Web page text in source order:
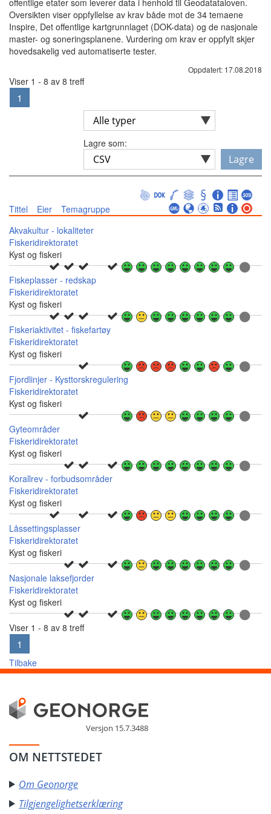
offentlige etater som leverer data i henhold til Geodatataloven.
Oversikten viser oppfyllelse av krav både mot de 34 temaene
Inspire, Det offentlige kartgrunnlaget (DOK-data) og de nasjonale
master- og soneringsplanene. Vurdering om krav er oppfylt skjer
hovedsakelig ved automatiserte tester.
Oppdatert: 17.08.2018
Viser 1 - 8 av 8 treff
1
Lagre som:
Lagre
Tittel Eier
Temagruppe
Akvakultur - lokaliteter
Fiskeridirektoratet
Kyst og fiskeri
Fiskeplasser - redskap
Fiskeridirektoratet
Kyst og fiskeri
Fiskeriaktivitet - fiskefartøy
Fiskeridirektoratet
Kyst og fiskeri
Fjordlinjer - Kysttorskregulering
Fiskeridirektoratet
Kyst og fiskeri
Gyteområder
Fiskeridirektoratet
Kyst og fiskeri
Korallrev - forbudsområder
Fiskeridirektoratet
Kyst og fiskeri
Låssettingsplasser
Fiskeridirektoratet
Kyst og fiskeri
Nasjonale laksefjorder
Fiskeridirektoratet
Kyst og fiskeri
Viser 1 - 8 av 8 treff
1
Tilbake